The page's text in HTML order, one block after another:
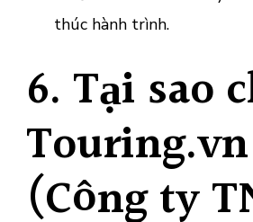
thúc hành trình.
6. Tại sao
Touring.vn
(Công ty